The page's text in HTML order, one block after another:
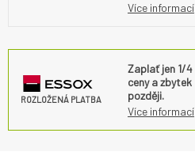
Více informací
ROZLOŽENÁ PLATBA
Zaplať jen 1/4
ceny a zbytek
později.
Více informací